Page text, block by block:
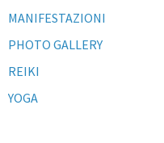
MANIFESTAZIONI
PHOTO GALLERY
REIKI
YOGA